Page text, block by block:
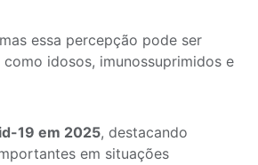
essa percepção pode ser
idosos, imunossuprimidos e
19 em 2025, destacando
em situações